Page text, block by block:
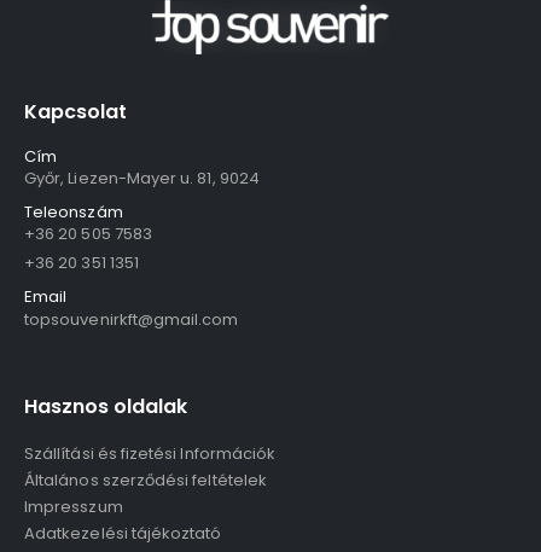
Kapcsolat
Cím
Győr, Liezen-Mayer u. 81, 9024
Teleonszám
+36 20 505 7583
+36 20 351 1351
Email
topsouvenirkft@gmail.com
Hasznos oldalak
Szállítási és fizetési Információk
Általános szerződési feltételek
Impresszum
Adatkezelési tájékoztató